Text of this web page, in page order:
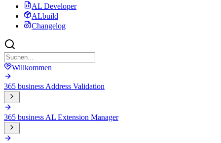
AL Developer
ALbuild
Changelog
Willkommen
365 business Address Validation
365 business AL Extension Manager